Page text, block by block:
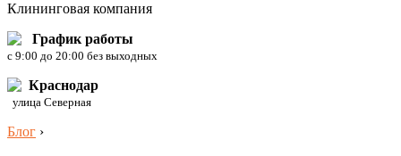
Клининговая компания
График работы
c 9:00 до 20:00 без выходных
Краснодар
улица Северная
Блог ›